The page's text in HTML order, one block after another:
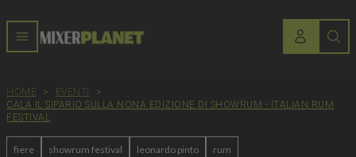
HOME > EVENTI
>
CALA IL SIPARIO SULLA NONA EDIZIONE DI SHOWRUM - ITALIAN RUM
FESTIVAL
fiere showrum festival leonardo pinto rum